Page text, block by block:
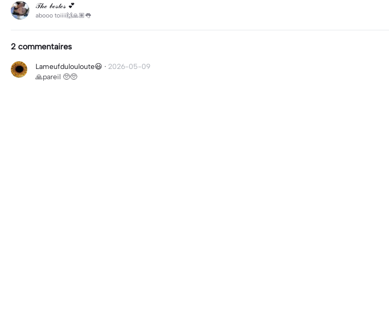
𝒯𝒽ℯ 𝒷ℯ𝓈𝓉ℯ𝓈 💕
abooo toiiii🙌🙏🏽👅
2 commentaires
Lameufdulouloute😃 · 2026-05-09
🙏pareil 🥺🥺